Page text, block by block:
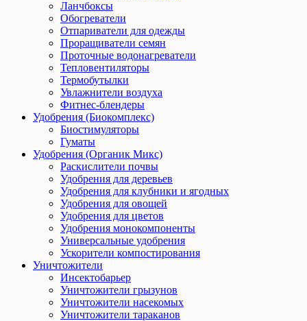
Ланчбоксы
Обогреватели
Отпариватели для одежды
Проращиватели семян
Проточные водонагреватели
Тепловентиляторы
Термобутылки
Увлажнители воздуха
Фитнес-блендеры
Удобрения (Биокомплекс)
Биостимуляторы
Гуматы
Удобрения (Органик Микс)
Раскислители почвы
Удобрения для деревьев
Удобрения для клубники и ягодных
Удобрения для овощей
Удобрения для цветов
Удобрения монокомпоненты
Универсальные удобрения
Ускорители компостирования
Уничтожители
Инсектобарьер
Уничтожители грызунов
Уничтожители насекомых
Уничтожители тараканов